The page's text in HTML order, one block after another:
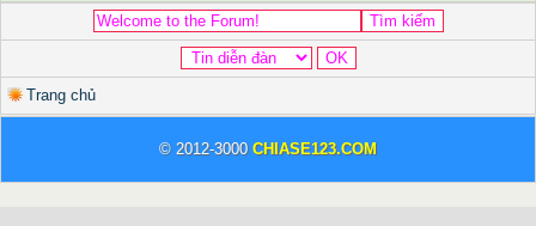
Trang chủ
© 2012-3000 CHIASE123.COM